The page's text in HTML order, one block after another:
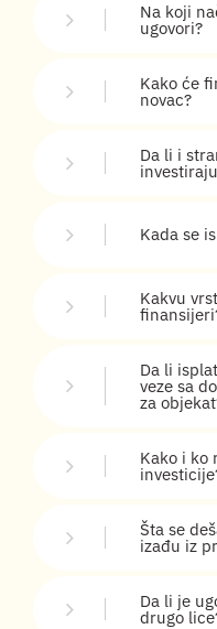
Na koji
ugovori?
Kako će
novac?
Da li i
Kada se
Kakvu
Da li
veze sa
za
Kako i ko
Šta se
izađu iz
Da li je
drugo